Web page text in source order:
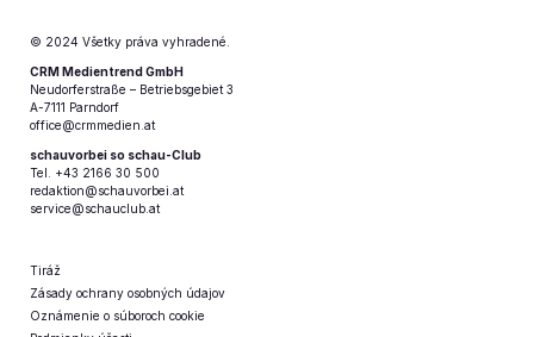
© 2024 Všetky práva vyhradené.
CRM Medientrend GmbH
Neudorferstraße – Betriebsgebiet 3
A-7111 Parndorf
office@crmmedien.at
schauvorbei so schau-Club
Tel. +43 2166 30 500
redaktion@schauvorbei.at
service@schauclub.at
Tiráž
Zásady ochrany osobných údajov
Oznámenie o súboroch cookie